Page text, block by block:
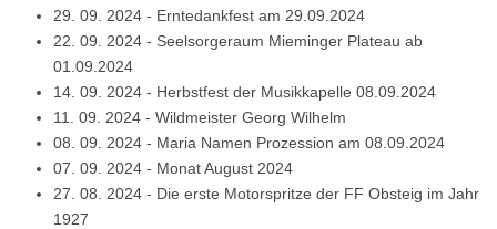
29. 09. 2024 - Erntedankfest am 29.09.2024
22. 09. 2024 - Seelsorgeraum Mieminger Plateau ab
01.09.2024
14. 09. 2024 - Herbstfest der Musikkapelle 08.09.2024
11. 09. 2024 - Wildmeister Georg Wilhelm
08. 09. 2024 - Maria Namen Prozession am 08.09.2024
07. 09. 2024 - Monat August 2024
27. 08. 2024 - Die erste Motorspritze der FF Obsteig im Jahr
1927